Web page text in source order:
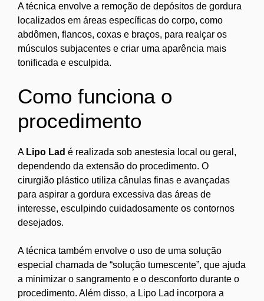
A técnica envolve a remoção de depósitos de gordura
localizados em áreas específicas do corpo, como
abdômen, flancos, coxas e braços, para realçar os
músculos subjacentes e criar uma aparência mais
tonificada e esculpida.
Como funciona o
procedimento
A Lipo Lad é realizada sob anestesia local ou geral,
dependendo da extensão do procedimento. O
cirurgião plástico utiliza cânulas finas e avançadas
para aspirar a gordura excessiva das áreas de
interesse, esculpindo cuidadosamente os contornos
desejados.
A técnica também envolve o uso de uma solução
especial chamada de “solução tumescente”, que ajuda
a minimizar o sangramento e o desconforto durante o
procedimento. Além disso, a Lipo Lad incorpora a